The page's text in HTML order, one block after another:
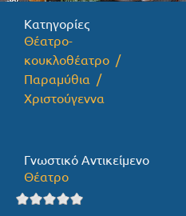
Προσφορές
Κατηγορίες
Θέατρο-
κουκλοθέατρο
Παραμύθια
Χριστούγεννα
Γνωστικό Αντικείμενο
Θέατρο